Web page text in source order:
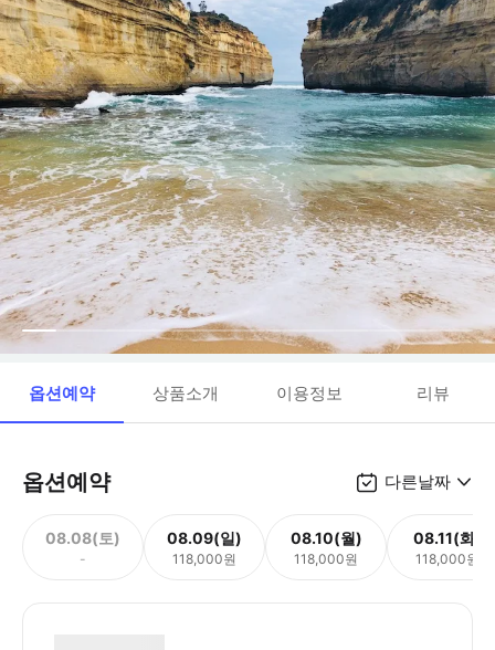
옵션예약 상품소개 이용정보 리뷰
옵션예약 다른날짜
08.08(토)
-
08.09(일)
118,000원
08.10(월)
118,000원
08.11(화)
118,000원